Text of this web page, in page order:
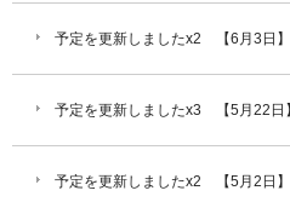
予定を更新しましたx2 【6月3日】
予定を更新しましたx3 【5月22日】
予定を更新しましたx2 【5月2日】